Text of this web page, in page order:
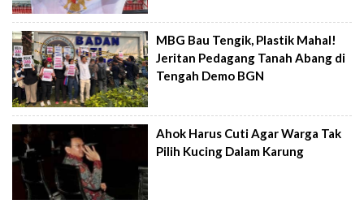
MBG Bau Tengik, Plastik Mahal!
Jeritan Pedagang Tanah Abang di
Tengah Demo BGN
Ahok Harus Cuti Agar Warga Tak
Pilih Kucing Dalam Karung